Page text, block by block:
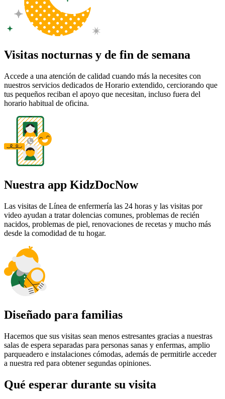
Visitas nocturnas y de fin de semana
Accede a una atención de calidad cuando más la necesites con
nuestros servicios dedicados de Horario extendido, cerciorando que
tus pequeños reciban el apoyo que necesitan, incluso fuera del
horario habitual de oficina.
Nuestra app KidzDocNow
Las visitas de Línea de enfermería las 24 horas y las visitas por
video ayudan a tratar dolencias comunes, problemas de recién
nacidos, problemas de piel, renovaciones de recetas y mucho más
desde la comodidad de tu hogar.
Diseñado para familias
Hacemos que sus visitas sean menos estresantes gracias a nuestras
salas de espera separadas para personas sanas y enfermas, amplio
parqueadero e instalaciones cómodas, además de permitirle acceder
a nuestra red para obtener segundas opiniones.
Qué esperar durante su visita